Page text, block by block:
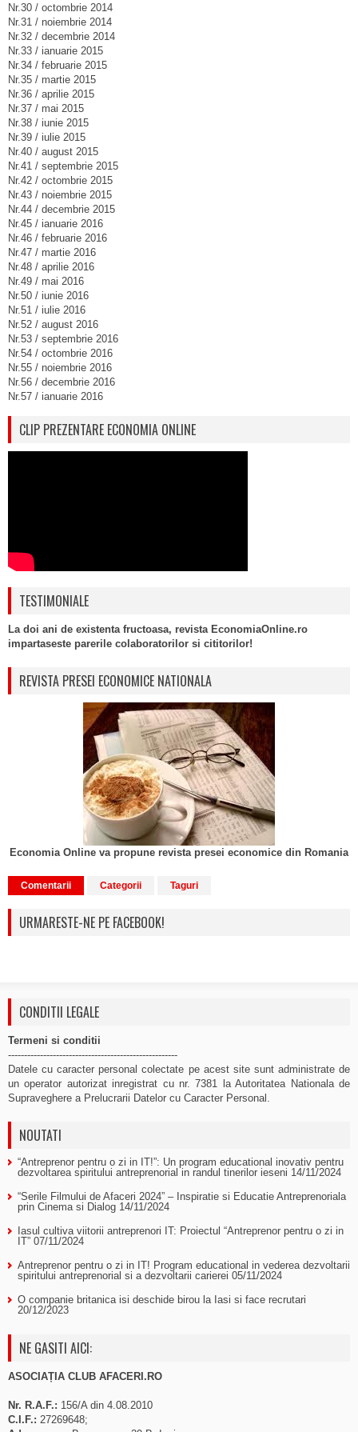
Nr.30 / octombrie 2014
Nr.31 / noiembrie 2014
Nr.32 / decembrie 2014
Nr.33 / ianuarie 2015
Nr.34 / februarie 2015
Nr.35 / martie 2015
Nr.36 / aprilie 2015
Nr.37 / mai 2015
Nr.38 / iunie 2015
Nr.39 / iulie 2015
Nr.40 / august 2015
Nr.41 / septembrie 2015
Nr.42 / octombrie 2015
Nr.43 / noiembrie 2015
Nr.44 / decembrie 2015
Nr.45 / ianuarie 2016
Nr.46 / februarie 2016
Nr.47 / martie 2016
Nr.48 / aprilie 2016
Nr.49 / mai 2016
Nr.50 / iunie 2016
Nr.51 / iulie 2016
Nr.52 / august 2016
Nr.53 / septembrie 2016
Nr.54 / octombrie 2016
Nr.55 / noiembrie 2016
Nr.56 / decembrie 2016
Nr.57 / ianuarie 2016
CLIP PREZENTARE ECONOMIA ONLINE
TESTIMONIALE
La doi ani de existenta fructoasa, revista EconomiaOnline.ro
impartaseste parerile colaboratorilor si cititorilor!
REVISTA PRESEI ECONOMICE NATIONALA
Economia Online va propune revista presei economice din Romania
Comentarii Categorii Taguri
URMARESTE-NE PE FACEBOOK!
CONDITII LEGALE
Termeni si conditii
-----------------------------------------------------
Datele cu caracter personal colectate pe acest site sunt administrate de
un operator autorizat inregistrat cu nr. 7381 la Autoritatea Nationala de
Supraveghere a Prelucrarii Datelor cu Caracter Personal.
NOUTATI
“Antreprenor pentru o zi in IT!”: Un program educational inovativ pentru
dezvoltarea spiritului antreprenorial in randul tinerilor ieseni 14/11/2024
“Serile Filmului de Afaceri 2024” – Inspiratie si Educatie Antreprenoriala
prin Cinema si Dialog 14/11/2024
Iasul cultiva viitorii antreprenori IT: Proiectul “Antreprenor pentru o zi in
IT” 07/11/2024
Antreprenor pentru o zi in IT! Program educational in vederea dezvoltarii
spiritului antreprenorial si a dezvoltarii carierei 05/11/2024
O companie britanica isi deschide birou la Iasi si face recrutari
20/12/2023
NE GASITI AICI:
ASOCIAȚIA CLUB AFACERI.RO
Nr. R.A.F.: 156/A din 4.08.2010
C.I.F.: 27269648;